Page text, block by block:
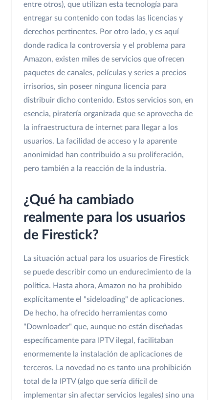
entre otros), que utilizan esta tecnología para
entregar su contenido con todas las licencias y
derechos pertinentes. Por otro lado, y es aquí
donde radica la controversia y el problema para
Amazon, existen miles de servicios que ofrecen
paquetes de canales, películas y series a precios
irrisorios, sin poseer ninguna licencia para
distribuir dicho contenido. Estos servicios son, en
esencia, piratería organizada que se aprovecha de
la infraestructura de internet para llegar a los
usuarios. La facilidad de acceso y la aparente
anonimidad han contribuido a su proliferación,
pero también a la reacción de la industria.
¿Qué ha cambiado
realmente para los usuarios
de Firestick?
La situación actual para los usuarios de Firestick
se puede describir como un endurecimiento de la
política. Hasta ahora, Amazon no ha prohibido
explícitamente el "sideloading" de aplicaciones.
De hecho, ha ofrecido herramientas como
"Downloader" que, aunque no están diseñadas
específicamente para IPTV ilegal, facilitaban
enormemente la instalación de aplicaciones de
terceros. La novedad no es tanto una prohibición
total de la IPTV (algo que sería difícil de
implementar sin afectar servicios legales) sino una